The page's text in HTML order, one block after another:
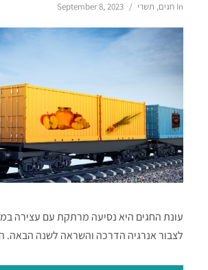
In חגים, תשרי September 8, 2023
עונת החגים היא נסיעה מרתקת עם עצירה
לצבור אנרגיה הדרכה והשראה לשנה הבאה.